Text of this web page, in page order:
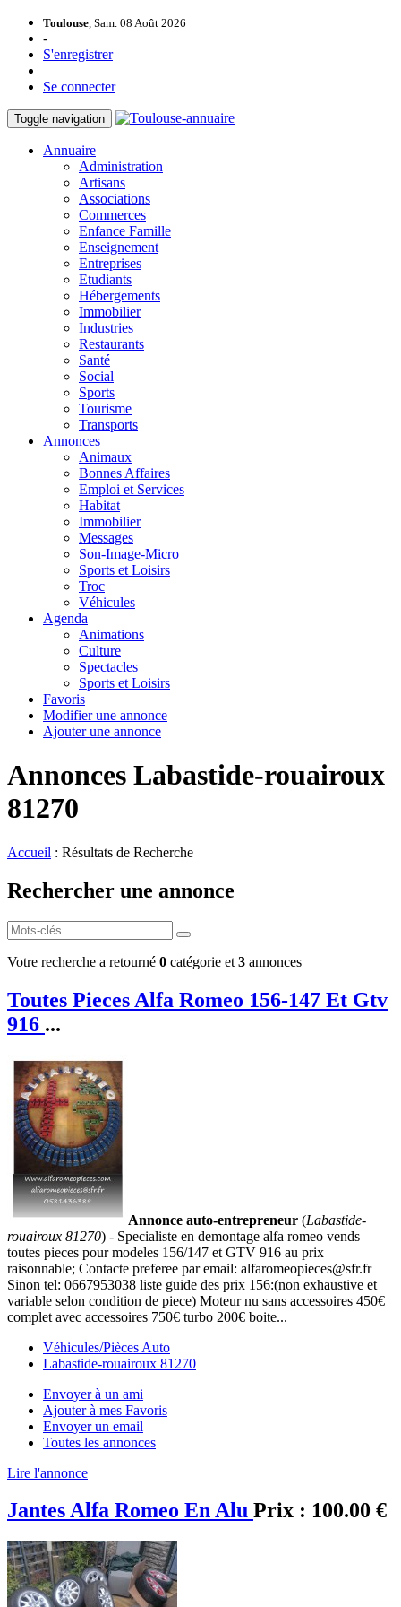
Toulouse, Sam. 08 Août 2026
-
S'enregistrer
Se connecter
Toggle navigation
Annuaire
Administration
Artisans
Associations
Commerces
Enfance Famille
Enseignement
Entreprises
Etudiants
Hébergements
Immobilier
Industries
Restaurants
Santé
Social
Sports
Tourisme
Transports
Annonces
Animaux
Bonnes Affaires
Emploi et Services
Habitat
Immobilier
Messages
Son-Image-Micro
Sports et Loisirs
Troc
Véhicules
Agenda
Animations
Culture
Spectacles
Sports et Loisirs
Favoris
Modifier une annonce
Ajouter une annonce
Annonces Labastide-rouairoux
81270
Accueil : Résultats de Recherche
Rechercher une annonce
Votre recherche a retourné 0 catégorie et 3 annonces
Toutes Pieces Alfa Romeo 156-147 Et Gtv
916 ...
Annonce auto-entrepreneur (Labastide-
rouairoux 81270) - Specialiste en demontage alfa romeo vends
toutes pieces pour modeles 156/147 et GTV 916 au prix
raisonnable; Contacte preferee par email: alfaromeopieces@sfr.fr
Sinon tel: 0667953038 liste guide des prix 156:(non exhaustive et
variable selon condition de piece) Moteur nu sans accessoires 450€
complet avec accessoires 750€ turbo 200€ boite...
Véhicules/Pièces Auto
Labastide-rouairoux 81270
Envoyer à un ami
Ajouter à mes Favoris
Envoyer un email
Toutes les annonces
Lire l'annonce
Jantes Alfa Romeo En Alu Prix : 100.00 €